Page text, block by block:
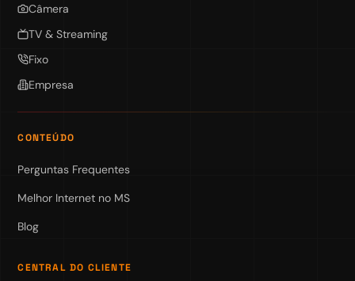
Câmera
TV & Streaming
Fixo
Empresa
CONTEÚDO
Perguntas Frequentes
Melhor Internet no MS
Blog
CENTRAL DO CLIENTE